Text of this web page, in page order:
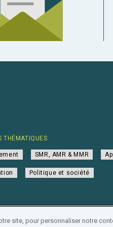
THÉMATIQUES
SMR, AMR & MMR
Politique et société
site, pour personnaliser notre